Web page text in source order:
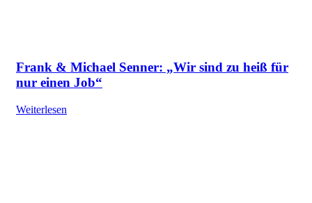
Frank & Michael Senner: „Wir sind zu heiß für
nur einen Job“
Weiterlesen